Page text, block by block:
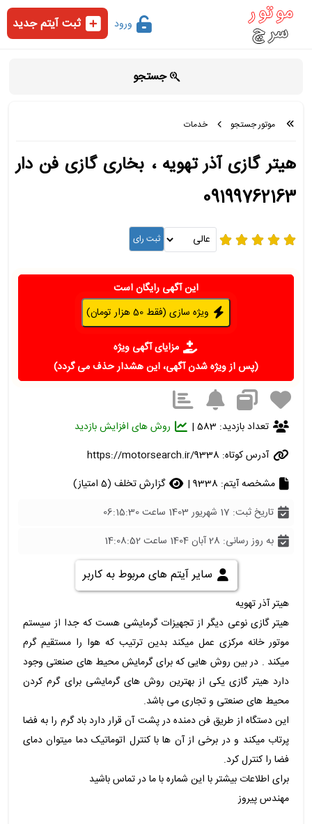
ورود ثبت آیتم جدید
جستجو
موتور جستجو خدمات
هیتر گازی آذر تهویه ، بخاری گازی فن دار
09199762163
این آگهی رایگان است
ویژه سازی (فقط 50 هزار تومان)
مزایای آگهی ویژه
(پس از ویژه شدن آگهی، این هشدار حذف می گردد)
تعداد بازدید: 583 |
روش های افزایش بازدید
آدرس کوتاه: https://motorsearch.ir/9338
مشخصه آیتم: 9338 |
گزارش تخلف (5 امتیاز)
تاریخ ثبت: 17 شهریور 1403 ساعت 06:15:30
به روز رسانی: 28 آبان 1404 ساعت 14:08:52
سایر آیتم های مربوط به کاربر
هیتر آذر تهویه
هیتر گازی نوعی دیگر از تجهیزات گرمایشی هست که جدا از سیستم
موتور خانه مرکزی عمل میکند بدین ترتیب که هوا را مستقیم گرم
میکند . در بین روش هایی که برای گرمایش محیط های صنعتی وجود
دارد هیتر گازی یکی از بهترین روش های گرمایشی برای گرم کردن
محیط های صنعتی و تجاری می باشد.
این دستگاه از طریق فن دمنده در پشت آن قرار دارد باد گرم را به فضا
پرتاب میکند و در برخی از آن ها با کنترل اتوماتیک دما میتوان دمای
فضا را کنترل کرد.
برای اطلاعات بیشتر با این شماره با ما در تماس باشید
مهندس پیروز